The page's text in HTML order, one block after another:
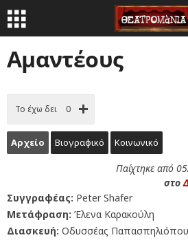
Αμαντέους
Το έχω δει 0
Αρχείο Βιογραφικό Κοινωνικό
Παίχτηκε από
στο
Συγγραφέας: Peter Shafer
Μετάφραση: Έλενα Καρακούλη
Διασκευή: Οδυσσέας